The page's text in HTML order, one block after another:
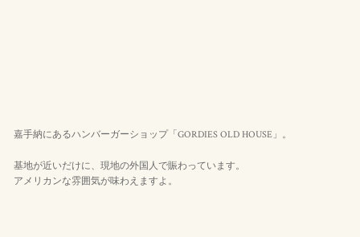
嘉手納にあるハンバーガーショップ「GORDIES OLD HOUSE」。
基地が近いだけに、現地の外国人で賑わっています。
アメリカンな雰囲気が味わえますよ。